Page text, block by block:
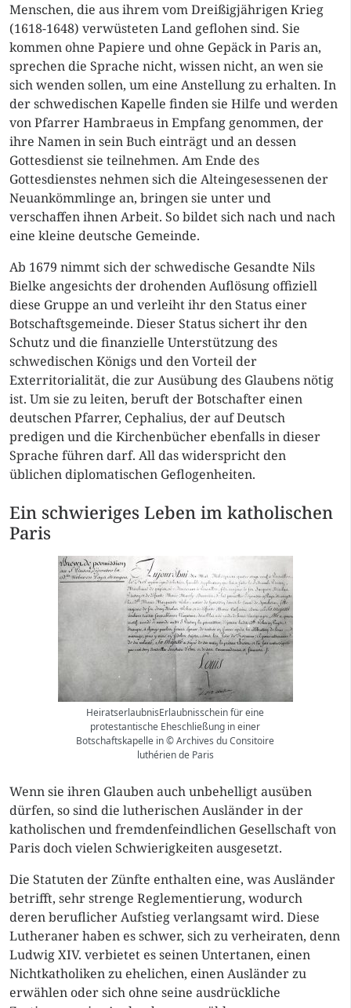
Menschen, die aus ihrem vom Dreißigjährigen Krieg
(1618-1648) verwüsteten Land geflohen sind. Sie
kommen ohne Papiere und ohne Gepäck in Paris an,
sprechen die Sprache nicht, wissen nicht, an wen sie
sich wenden sollen, um eine Anstellung zu erhalten. In
der schwedischen Kapelle finden sie Hilfe und werden
von Pfarrer Hambraeus in Empfang genommen, der
ihre Namen in sein Buch einträgt und an dessen
Gottesdienst sie teilnehmen. Am Ende des
Gottesdienstes nehmen sich die Alteingesessenen der
Neuankömmlinge an, bringen sie unter und
verschaffen ihnen Arbeit. So bildet sich nach und nach
eine kleine deutsche Gemeinde.
Ab 1679 nimmt sich der schwedische Gesandte Nils
Bielke angesichts der drohenden Auflösung offiziell
diese Gruppe an und verleiht ihr den Status einer
Botschaftsgemeinde. Dieser Status sichert ihr den
Schutz und die finanzielle Unterstützung des
schwedischen Königs und den Vorteil der
Exterritorialität, die zur Ausübung des Glaubens nötig
ist. Um sie zu leiten, beruft der Botschafter einen
deutschen Pfarrer, Cephalius, der auf Deutsch
predigen und die Kirchenbücher ebenfalls in dieser
Sprache führen darf. All das widerspricht den
üblichen diplomatischen Geflogenheiten.
Ein schwieriges Leben im katholischen
Paris
HeiratserlaubnisErlaubnisschein für eine
protestantische Eheschließung in einer
Botschaftskapelle in © Archives du Consitoire
luthérien de Paris
Wenn sie ihren Glauben auch unbehelligt ausüben
dürfen, so sind die lutherischen Ausländer in der
katholischen und fremdenfeindlichen Gesellschaft von
Paris doch vielen Schwierigkeiten ausgesetzt.
Die Statuten der Zünfte enthalten eine, was Ausländer
betrifft, sehr strenge Reglementierung, wodurch
deren beruflicher Aufstieg verlangsamt wird. Diese
Lutheraner haben es schwer, sich zu verheiraten, denn
Ludwig XIV. verbietet es seinen Untertanen, einen
Nichtkatholiken zu ehelichen, einen Ausländer zu
erwählen oder sich ohne seine ausdrückliche